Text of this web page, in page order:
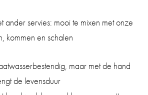
ander servies: mooi te mixen met onze
kommen en schalen
maar met de hand
de levensduur